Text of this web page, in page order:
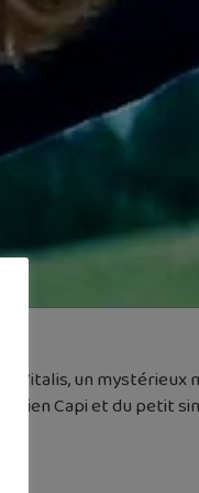
Vitalis, un mystérieux
Capi et du petit